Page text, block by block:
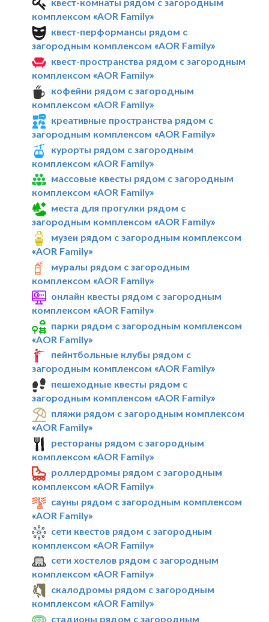
квест-комнаты рядом с загородным
комплексом «AOR Family»
квест-перформансы рядом с
загородным комплексом «AOR Family»
квест-пространства рядом с загородным
комплексом «AOR Family»
кофейни рядом с загородным
комплексом «AOR Family»
креативные пространства рядом с
загородным комплексом «AOR Family»
курорты рядом с загородным
комплексом «AOR Family»
массовые квесты рядом с загородным
комплексом «AOR Family»
места для прогулки рядом с
загородным комплексом «AOR Family»
музеи рядом с загородным комплексом
«AOR Family»
муралы рядом с загородным
комплексом «AOR Family»
онлайн квесты рядом с загородным
комплексом «AOR Family»
парки рядом с загородным комплексом
«AOR Family»
пейнтбольные клубы рядом с
загородным комплексом «AOR Family»
пешеходные квесты рядом с
загородным комплексом «AOR Family»
пляжи рядом с загородным комплексом
«AOR Family»
рестораны рядом с загородным
комплексом «AOR Family»
роллердромы рядом с загородным
комплексом «AOR Family»
сауны рядом с загородным комплексом
«AOR Family»
сети квестов рядом с загородным
комплексом «AOR Family»
сети хостелов рядом с загородным
комплексом «AOR Family»
скалодромы рядом с загородным
комплексом «AOR Family»
стадионы рядом с загородным